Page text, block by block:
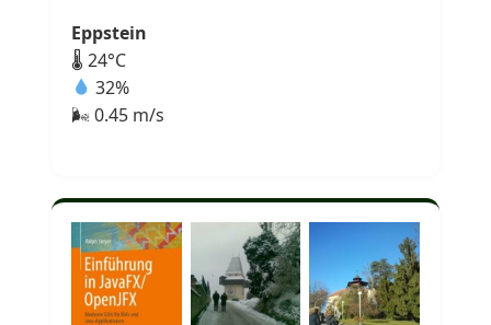
Eppstein
🌡 24°C
32%
🌬 0.45 m/s